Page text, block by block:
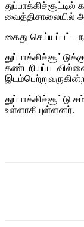
வைத்திசாலையில்
கைது செய்யப்பட்ட
துப்பாக்கிச்சூட்டு
உள்ளாகியுள்ளனர்.